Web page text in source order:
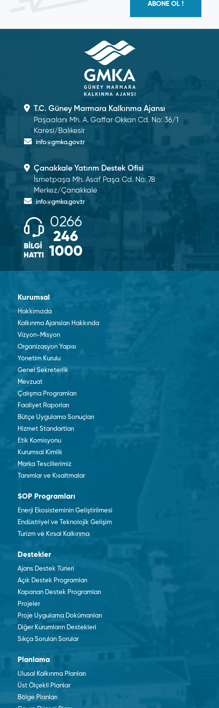
ABONE OL !
T.C. Güney Marmara Kalkınma Ajansı
Paşaalanı Mh. A. Gaffar Okkan Cd. No: 36/1
Karesi/Balıkesir
info@gmka.gov.tr
Çanakkale Yatırım Destek Ofisi
İsmetpaşa Mh. Asaf Paşa Cd. No: 78
Merkez/Çanakkale
info@gmka.gov.tr
0266
246
1000
Kurumsal
Hakkımızda
Kalkınma Ajansları Hakkında
Vizyon-Misyon
Organizasyon Yapısı
Yönetim Kurulu
Genel Sekreterlik
Mevzuat
Çalışma Programları
Faaliyet Raporları
Bütçe Uygulama Sonuçları
Hizmet Standartları
Etik Komisyonu
Kurumsal Kimlik
Marka Tescillerimiz
Tanımlar ve Kısaltmalar
SOP Programları
Enerji Ekosisteminin Geliştirilmesi
Endüstriyel ve Teknolojik Gelişim
Turizm ve Kırsal Kalkınma
Destekler
Ajans Destek Türleri
Açık Destek Programları
Kapanan Destek Programları
Projeler
Proje Uygulama Dokümanları
Diğer Kurumların Destekleri
Sıkça Sorulan Sorular
Planlama
Ulusal Kalkınma Planları
Üst Ölçekli Planlar
Bölge Planları